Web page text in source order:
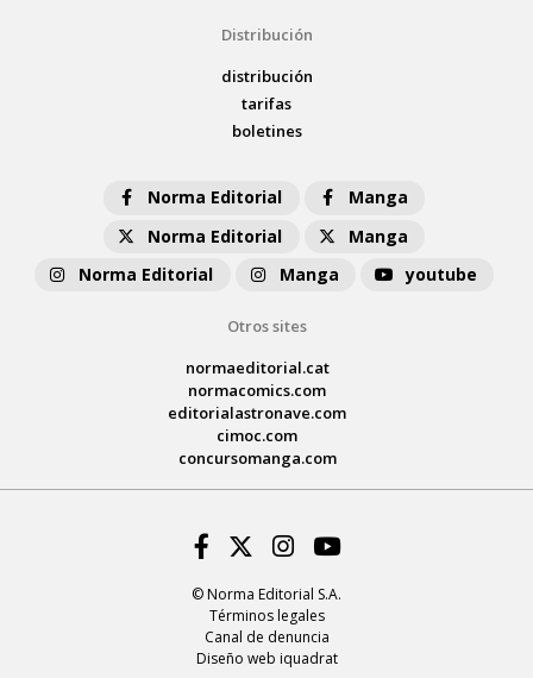
Distribución
distribución
tarifas
boletines
Norma Editorial
Manga
Norma Editorial
Manga
Norma Editorial
Manga youtube
Otros sites
normaeditorial.cat
normacomics.com
editorialastronave.com
cimoc.com
concursomanga.com
© Norma Editorial S.A.
Términos legales
Canal de denuncia
Diseño web iquadrat
Facebook
Twitter
Instagram
Youtube